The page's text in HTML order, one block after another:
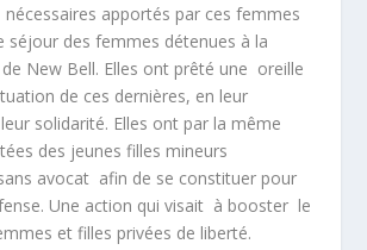
apportés par ces femmes
séjour des femmes détenues à la
New Bell. Elles ont prêté une oreille
de ces dernières, en leur
solidarité. Elles ont par la même
des jeunes filles mineurs
avocat afin de se constituer pour
Une action qui visait à booster le
et filles privées de liberté.